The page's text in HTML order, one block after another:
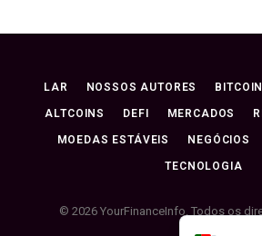
LAR NOSSOS AUTORES BITCOIN
ALTCOINS DEFI MERCADOS
MOEDAS ESTÁVEIS NEGÓCIOS
TECNOLOGIA
© 2026 YourFinanceInfo. Todos os
English
French
Czech